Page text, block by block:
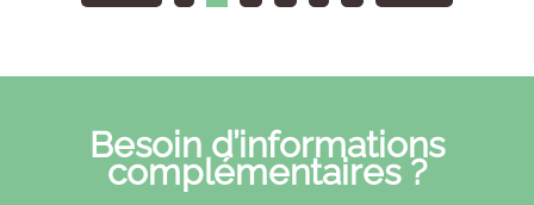
Besoin d’informations
complémentaires ?